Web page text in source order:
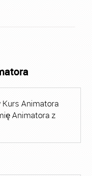
Kurs Animatora
Animatora z